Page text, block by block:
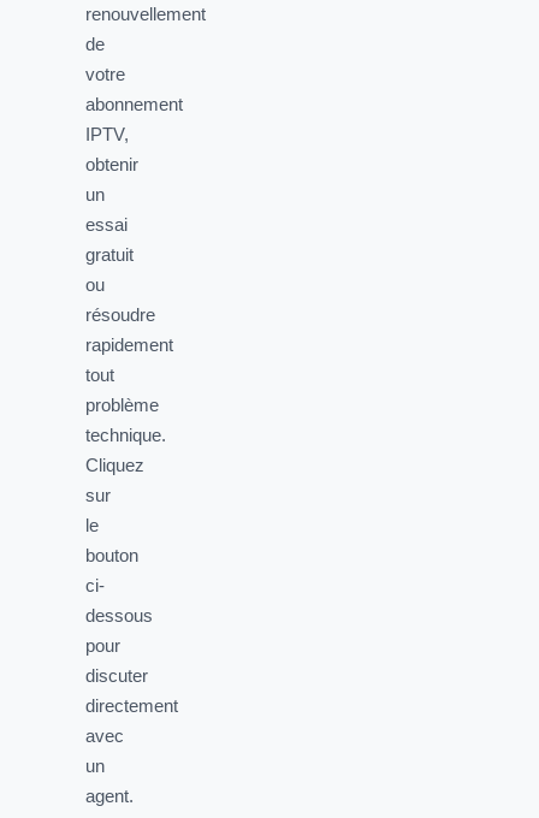
renouvellement
de
votre
abonnement
IPTV,
obtenir
un
essai
gratuit
ou
résoudre
rapidement
tout
problème
technique.
Cliquez
sur
le
bouton
ci-
dessous
pour
discuter
directement
avec
un
agent.